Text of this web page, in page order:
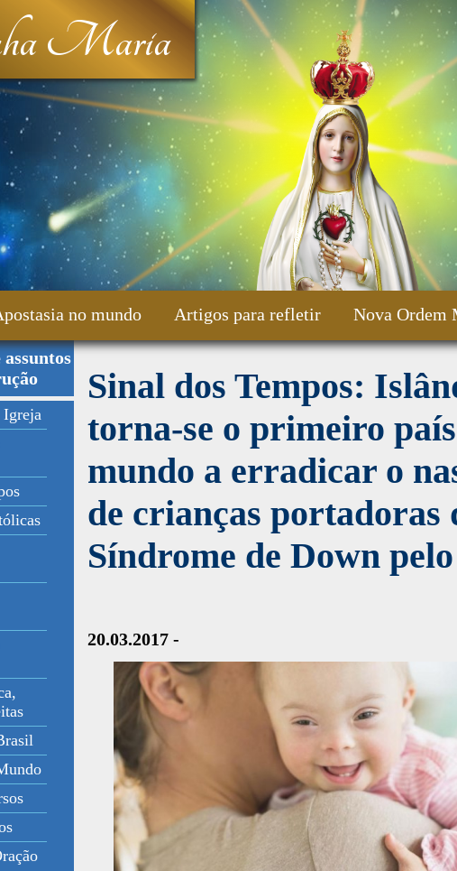
Maria
no mundo Artigos para refletir Nova Ordem
Igreja
Sinal dos Tempos:
torna-se o primeiro
mundo a erradicar o
de crianças portadoras
Síndrome de Down
20.03.2017 -